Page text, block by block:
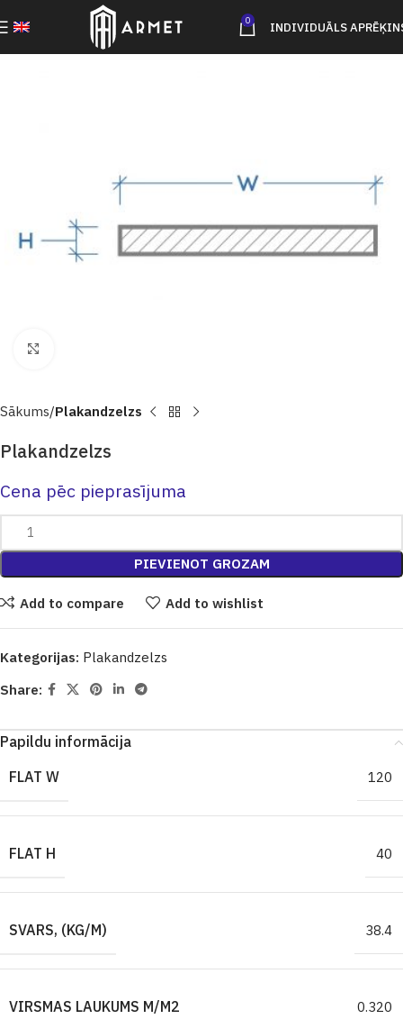
0 INDIVIDUĀLS
Sākums Plakandzelzs
Plakandzelzs
Cena pēc pieprasījuma
PIEVIENOT GROZAM
Add to compare Add to wishlist
Kategorijas: Plakandzelzs
Share:
Papildu informācija
FLAT W
120
FLAT H 40
SVARS, (KG/M) 38.4
VIRSMAS LAUKUMS M/M2 0.320